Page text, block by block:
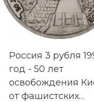
Россия 3 рубля
год - 50 лет
освобождения
от фашистских